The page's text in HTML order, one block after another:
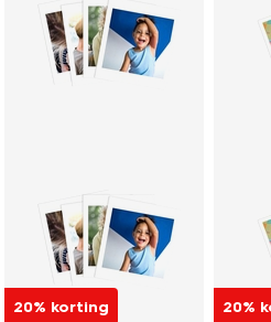
20% korting 20%